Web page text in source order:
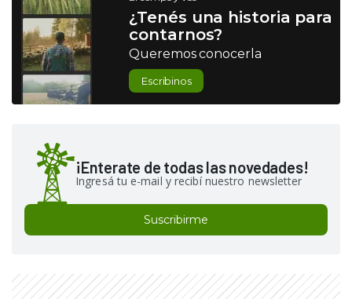
¿Tenés una historia para
contarnos?
Queremos conocerla
Escribinos
¡Enterate de todas las novedades!
Ingresá tu e-mail y recibí nuestro newsletter
Suscribirme